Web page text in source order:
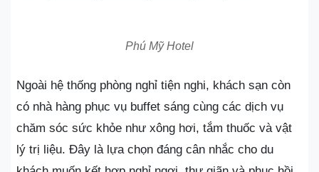
Phú Mỹ Hotel
Ngoài hệ thống phòng nghỉ tiện nghi, khách sạn còn
có nhà hàng phục vụ buffet sáng cùng các dịch vụ
chăm sóc sức khỏe như xông hơi, tắm thuốc và vật
lý trị liệu. Đây là lựa chọn đáng cân nhắc cho du